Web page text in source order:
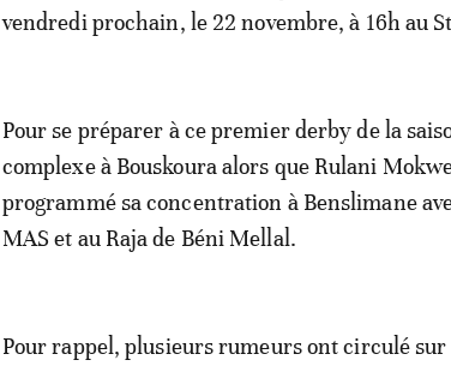
vendredi prochain, le 22 novembre, à 16h au
Pour se préparer à ce premier derby de la
complexe à Bouskoura alors que Rulani
programmé sa concentration à Benslimane
MAS et au Raja de Béni Mellal.
Pour rappel, plusieurs rumeurs ont circulé sur